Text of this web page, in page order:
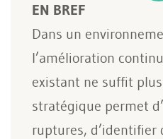
EN BREF
Dans un
l’amélioration
existant ne suffit
stratégique permet
ruptures, d’identifier